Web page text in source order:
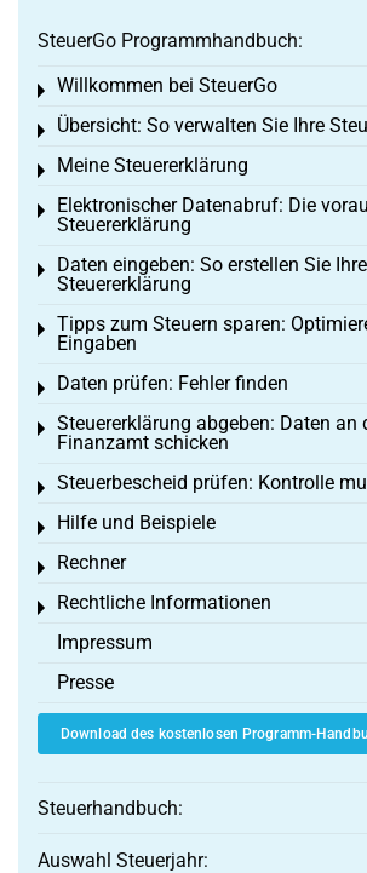
SteuerGo Programmhandbuch:
Willkommen bei SteuerGo
Toggle menu
Übersicht: So verwalten Sie Ihre
Toggle menu
Meine Steuererklärung
Toggle menu
Elektronischer Datenabruf: Die
Steuererklärung
Toggle menu
Daten eingeben: So erstellen Sie Ihre
Steuererklärung
Toggle menu
Tipps zum Steuern sparen:
Eingaben
Toggle menu
Daten prüfen: Fehler finden
Toggle menu
Steuererklärung abgeben: Daten an
Finanzamt schicken
Toggle menu
Steuerbescheid prüfen: Kontrolle
Toggle menu
Hilfe und Beispiele
Toggle menu
Rechner
Toggle menu
Rechtliche Informationen
Toggle menu
Impressum
Presse
Download des kostenlosen Programm-
Steuerhandbuch:
Auswahl Steuerjahr: